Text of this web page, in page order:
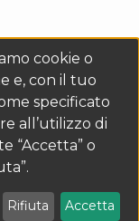
Mestrino (PD) -
cookie o
e, con il tuo
specificato
all’utilizzo di
“Accetta” o
Rifiuta Accetta